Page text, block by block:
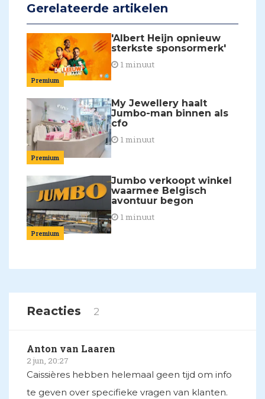
Gerelateerde artikelen
Premium
'Albert Heijn opnieuw
sterkste sponsormerk'
1 minuut
Premium
My Jewellery haalt
Jumbo-man binnen als
cfo
1 minuut
Premium
Jumbo verkoopt winkel
waarmee Belgisch
avontuur begon
1 minuut
Reacties 2
Anton van Laaren
2 jun, 20:27
Caissières hebben helemaal geen tijd om info
te geven over specifieke vragen van klanten.